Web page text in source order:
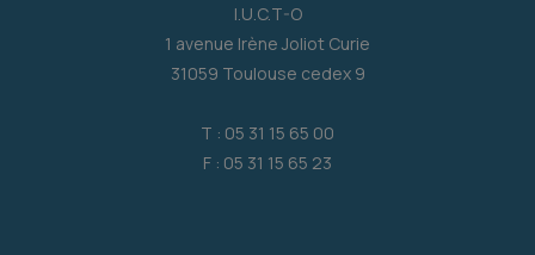
I.U.C.T-O
1 avenue Irène Joliot Curie
31059 Toulouse cedex 9
T : 05 31 15 65 00
F : 05 31 15 65 23